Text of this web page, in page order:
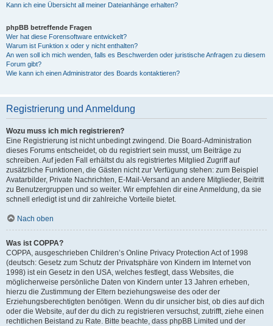
Kann ich eine Übersicht all meiner Dateianhänge erhalten?
phpBB betreffende Fragen
Wer hat diese Forensoftware entwickelt?
Warum ist Funktion x oder y nicht enthalten?
An wen soll ich mich wenden, falls es Beschwerden oder juristische Anfragen zu diesem
Forum gibt?
Wie kann ich einen Administrator des Boards kontaktieren?
Registrierung und Anmeldung
Wozu muss ich mich registrieren?
Eine Registrierung ist nicht unbedingt zwingend. Die Board-Administration
dieses Forums entscheidet, ob du registriert sein musst, um Beiträge zu
schreiben. Auf jeden Fall erhältst du als registriertes Mitglied Zugriff auf
zusätzliche Funktionen, die Gästen nicht zur Verfügung stehen: zum Beispiel
Avatarbilder, Private Nachrichten, E-Mail-Versand an andere Mitglieder, Beitritt
zu Benutzergruppen und so weiter. Wir empfehlen dir eine Anmeldung, da sie
schnell erledigt ist und dir zahlreiche Vorteile bietet.
Nach oben
Was ist COPPA?
COPPA, ausgeschrieben Children’s Online Privacy Protection Act of 1998
(deutsch: Gesetz zum Schutz der Privatsphäre von Kindern im Internet von
1998) ist ein Gesetz in den USA, welches festlegt, dass Websites, die
möglicherweise persönliche Daten von Kindern unter 13 Jahren erheben,
hierzu die Zustimmung der Eltern beziehungsweise des oder der
Erziehungsberechtigten benötigen. Wenn du dir unsicher bist, ob dies auf dich
oder die Website, auf der du dich zu registrieren versuchst, zutrifft, ziehe einen
rechtlichen Beistand zu Rate. Bitte beachte, dass phpBB Limited und der